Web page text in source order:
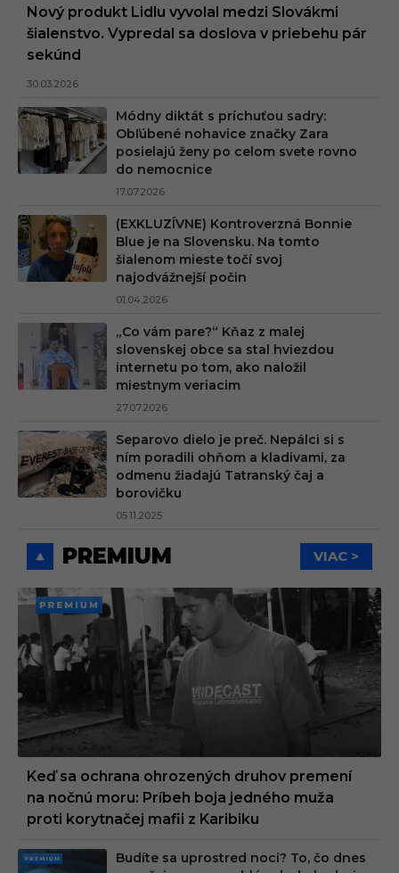
Nový produkt Lidlu vyvolal medzi Slovákmi
šialenstvo. Vypredal sa doslova v priebehu pár
sekúnd
30.03.2026
Módny diktát s príchuťou sadry:
Obľúbené nohavice značky Zara
posielajú ženy po celom svete rovno
do nemocnice
17.07.2026
(EXKLUZÍVNE) Kontroverzná Bonnie
Blue je na Slovensku. Na tomto
šialenom mieste točí svoj
najodvážnejší počin
01.04.2026
„Co vám pare?“ Kňaz z malej
slovenskej obce sa stal hviezdou
internetu po tom, ako naložil
miestnym veriacim
27.07.2026
Separovo dielo je preč. Nepálci si s
ním poradili ohňom a kladivami, za
odmenu žiadajú Tatranský čaj a
borovičku
05.11.2025
PREMIUM VIAC >
PREMI
UM
Keď sa ochrana ohrozených druhov premení
na nočnú moru: Príbeh boja jedného muža
proti korytnačej mafii z Karibiku
PRE
Budíte sa uprostred noci? To, čo dnes